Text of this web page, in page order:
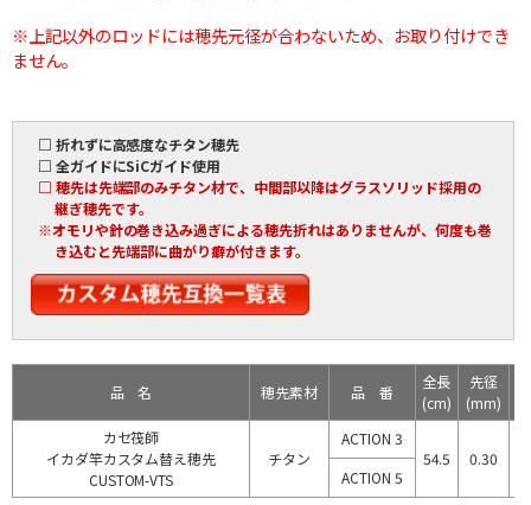
※上記以外のロッドには穂先元径が合わないため、お取り付けでき
ません。
□ 折れずに高感度なチタン穂先
□ 全ガイドにSiCガイド使用
□ 穂先は先端部のみチタン材で、中間部以降はグラスソリッド採用の
継ぎ穂先です。
※オモリや針の巻き込み過ぎによる穂先折れはありませんが、何度も巻
き込むと先端部に曲がり癖が付きます。
品 名 穂先素材 品 番
全長
(cm)
先径
(mm)
カセ筏師
イカダ竿カスタム替え穂先
CUSTOM-VTS
チタン
ACTION 3
54.5
0.30
ACTION 5